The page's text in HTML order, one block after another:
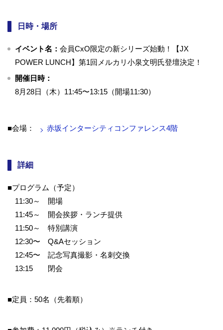
日時・場所
イベント名： 会員CxO限定の新シリーズ始動！【JX
POWER LUNCH】第1回メルカリ小泉文明氏登壇決定！
開催日時：
8月28日（木）11:45〜13:15（開場11:30）
■会場： 赤坂インターシティコンファレンス4階
詳細
■プログラム（予定）
11:30～ 開場
11:45～ 開会挨拶・ランチ提供
11:50～ 特別講演
12:30〜 Q&Aセッション
12:45〜 記念写真撮影・名刺交換
13:15 閉会
■定員：50名（先着順）